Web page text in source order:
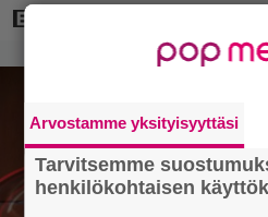
Arvostamme yksityisyyttäsi
Tarvitsemme
henkilökohtaisen